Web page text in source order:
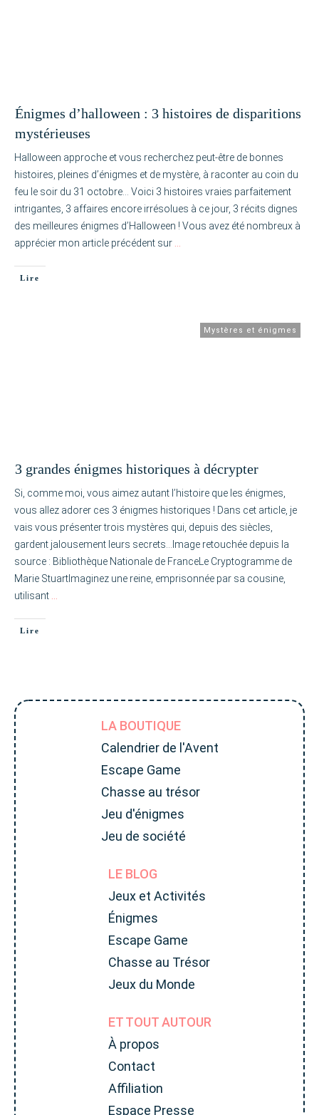
Énigmes d’halloween : 3 histoires de disparitions
mystérieuses
Halloween approche et vous recherchez peut-être de bonnes
histoires, pleines d’énigmes et de mystère, à raconter au coin du
feu le soir du 31 octobre… Voici 3 histoires vraies parfaitement
intrigantes, 3 affaires encore irrésolues à ce jour, 3 récits dignes
des meilleures énigmes d’Halloween ! Vous avez été nombreux à
apprécier mon article précédent sur
Lire
Mystères et énigmes
3 grandes énigmes historiques à décrypter
Si, comme moi, vous aimez autant l’histoire que les énigmes,
vous allez adorer ces 3 énigmes historiques ! Dans cet article, je
vais vous présenter trois mystères qui, depuis des siècles,
gardent jalousement leurs secrets…Image retouchée depuis la
source : Bibliothèque Nationale de FranceLe Cryptogramme de
Marie StuartImaginez une reine, emprisonnée par sa cousine,
utilisant
Lire
LA BOUTIQUE
Calendrier de l'Avent
Escape Game
Chasse au trésor
Jeu d'énigmes
Jeu de société
LE BLOG
Jeux et Activités
Énigmes
Escape Game
Chasse au Trésor
Jeux du Monde
ET TOUT AUTOUR
À propos
Contact
Affiliation
Espace Presse